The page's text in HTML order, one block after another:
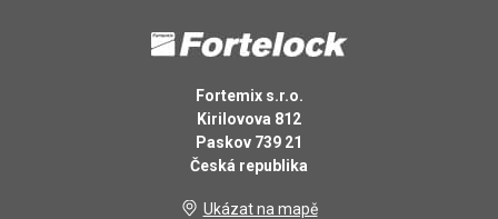
Fortemix s.r.o.
Kirilovova 812
Paskov 739 21
Česká republika
Ukázat na mapě